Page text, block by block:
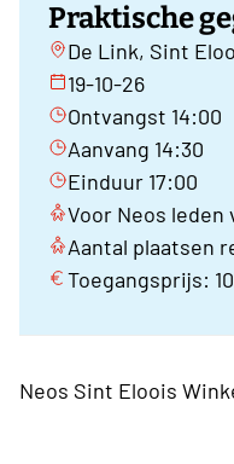
Praktische
De Link, Sint
19-10-26
Ontvangst 14:00
Aanvang 14:30
Einduur 17:00
Voor Neos leden
Aantal plaatsen
Toegangsprijs:
Neos Sint Eloois